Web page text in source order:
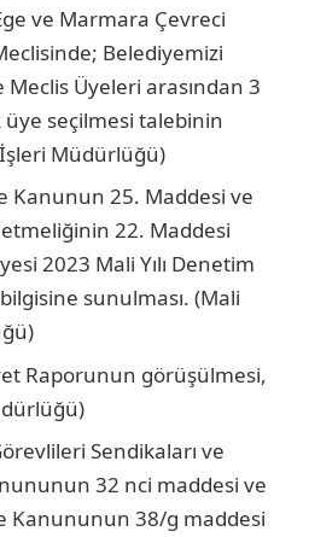
ve Marmara Çevreci
Belediyemizi
Üyeleri arasından 3
üye seçilmesi talebinin
Müdürlüğü)
Kanunun 25. Maddesi ve
22. Maddesi
2023 Mali Yılı Denetim
sunulması. (Mali
Raporunun görüşülmesi,
Sendikaları ve
32 nci maddesi ve
Kanununun 38/g maddesi